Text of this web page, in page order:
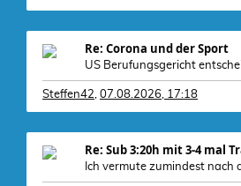
Re: Corona und der Sport
Steffen42, 07.08.2026, 17:18